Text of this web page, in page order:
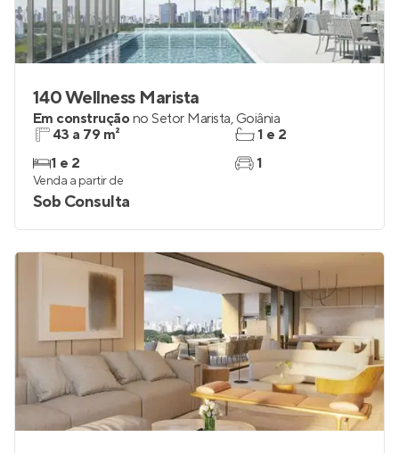
140 Wellness Marista
Em construçãono Setor Marista, Goiânia
43 a 79 m²
1 e 2
1 e 2
1
Venda a partir de
Sob Consulta